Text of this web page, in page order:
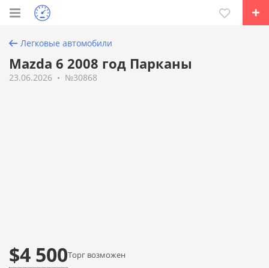
Легковые автомобили
Mazda 6 2008 год Парканы
23.06.2026 №30868
$4 500Торг возможен